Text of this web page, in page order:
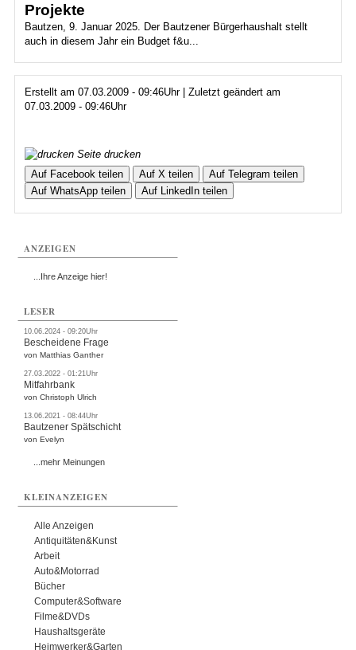
Projekte
Bautzen, 9. Januar 2025. Der Bautzener Bürgerhaushalt stellt
auch in diesem Jahr ein Budget f&u...
Erstellt am 07.03.2009 - 09:46Uhr | Zuletzt geändert am
07.03.2009 - 09:46Uhr
Seite drucken
Auf Facebook teilen
Auf X teilen
Auf Telegram teilen
Auf WhatsApp teilen
Auf LinkedIn teilen
ANZEIGEN
...Ihre Anzeige hier!
LESER
10.06.2024 - 09:20Uhr
Bescheidene Frage
von Matthias Ganther
27.03.2022 - 01:21Uhr
Mitfahrbank
von Christoph Ulrich
13.06.2021 - 08:44Uhr
Bautzener Spätschicht
von Evelyn
...mehr Meinungen
KLEINANZEIGEN
Alle Anzeigen
Antiquitäten&Kunst
Arbeit
Auto&Motorrad
Bücher
Computer&Software
Filme&DVDs
Haushaltsgeräte
Heimwerker&Garten